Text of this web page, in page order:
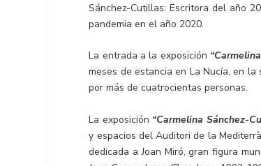
Sánchez-Cutillas: Escritora del año
pandemia en el año 2020.
La entrada a la exposición
meses de estancia en La Nucía, en
por más de cuatrocientas personas.
La exposición “Carmelina Sánchez-
y espacios del Auditori de la
dedicada a Joan Miró, gran figura